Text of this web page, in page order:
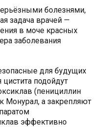
болезнями,
задача врачей —
в моче красных
заболевания
для будущих
подойдут
(пенициллин
Монурал, а закрепляют
эффективно